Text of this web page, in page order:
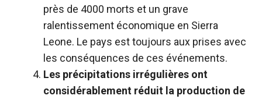
près de 4000 morts et un grave
ralentissement économique en Sierra
Leone. Le pays est toujours aux prises avec
les conséquences de ces événements.
Les précipitations irrégulières ont
considérablement réduit la production de